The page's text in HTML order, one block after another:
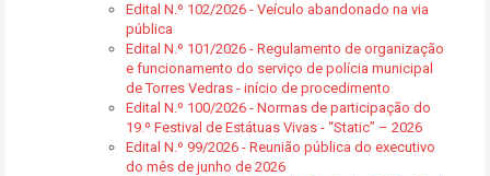
Edital N.º 102/2026 - Veículo abandonado na via
pública
Edital N.º 101/2026 - Regulamento de organização
e funcionamento do serviço de polícia municipal
de Torres Vedras - início de procedimento
Edital N.º 100/2026 - Normas de participação do
19.º Festival de Estátuas Vivas - “Static” – 2026
Edital N.º 99/2026 - Reunião pública do executivo
do mês de junho de 2026